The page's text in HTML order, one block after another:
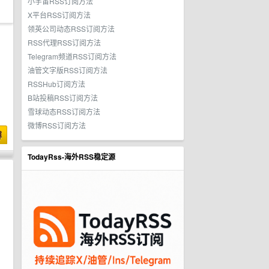
X平台RSS订阅方法
领英公司动态RSS订阅方法
RSS代理RSS订阅方法
Telegram频道RSS订阅方法
油管文字版RSS订阅方法
RSSHub订阅方法
B站投稿RSS订阅方法
雪球动态RSS订阅方法
微博RSS订阅方法
TodayRss-海外RSS稳定源